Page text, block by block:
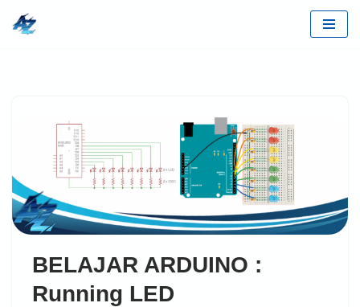
BELAJAR ARDUINO :
Running LED